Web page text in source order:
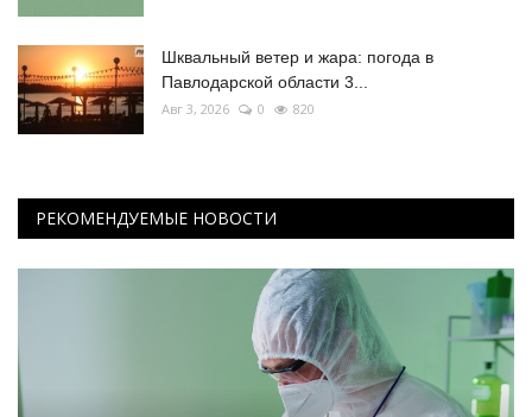
Шквальный ветер и жара: погода в
Павлодарской области 3...
Авг 3, 2026 0 820
РЕКОМЕНДУЕМЫЕ НОВОСТИ